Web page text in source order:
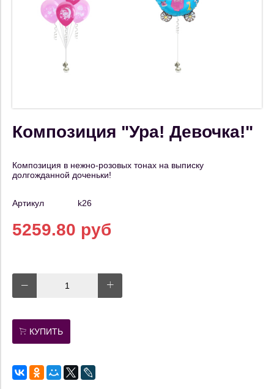
Композиция "Ура! Девочка!"
Композиция в нежно-розовых тонах на выписку
долгожданной доченьки!
Артикул k26
5259.80 руб
КУПИТЬ